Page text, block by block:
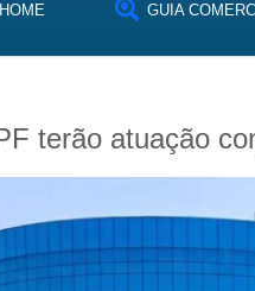
HOME GUIA
terão atuação